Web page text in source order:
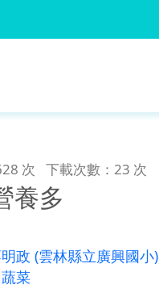
次 下載次數：23 次
養多
政 (雲林縣立廣興國小)
蔬菜